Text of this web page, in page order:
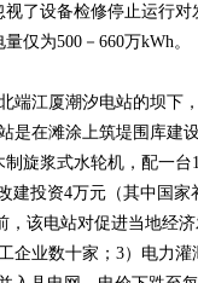
了设备检修停止运行
仅为500－660万kWh。
江厦潮汐电站的坝下，
是在滩涂上筑堤围库建
旋浆式水轮机，配一
建投资4万元（其中国
，该电站对促进当地经
企业数十家；3）电力灌